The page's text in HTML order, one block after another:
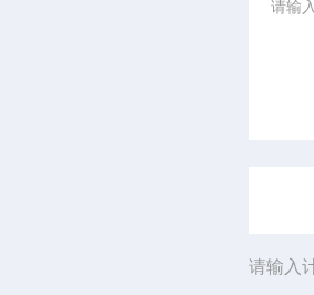
请输入